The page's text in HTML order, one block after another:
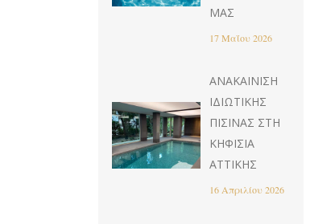
ΜΑΣ
17 Μαΐου 2026
ΑΝΑΚΑΊΝΙΣΗ
ΙΔΙΩΤΙΚΉΣ
ΠΙΣΊΝΑΣ ΣΤΗ
ΚΗΦΙΣΙΆ
ΑΤΤΙΚΉΣ
16 Απριλίου 2026